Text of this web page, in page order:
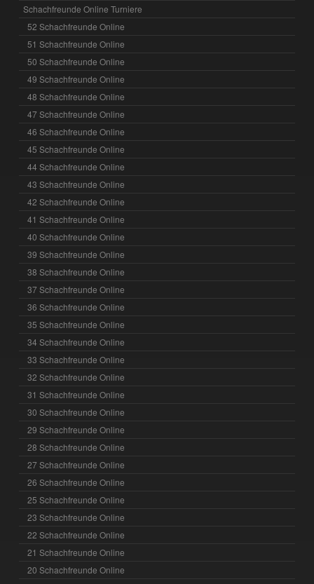
Schachfreunde Online Turniere
52 Schachfreunde Online
51 Schachfreunde Online
50 Schachfreunde Online
49 Schachfreunde Online
48 Schachfreunde Online
47 Schachfreunde Online
46 Schachfreunde Online
45 Schachfreunde Online
44 Schachfreunde Online
43 Schachfreunde Online
42 Schachfreunde Online
41 Schachfreunde Online
40 Schachfreunde Online
39 Schachfreunde Online
38 Schachfreunde Online
37 Schachfreunde Online
36 Schachfreunde Online
35 Schachfreunde Online
34 Schachfreunde Online
33 Schachfreunde Online
32 Schachfreunde Online
31 Schachfreunde Online
30 Schachfreunde Online
29 Schachfreunde Online
28 Schachfreunde Online
27 Schachfreunde Online
26 Schachfreunde Online
25 Schachfreunde Online
23 Schachfreunde Online
22 Schachfreunde Online
21 Schachfreunde Online
20 Schachfreunde Online